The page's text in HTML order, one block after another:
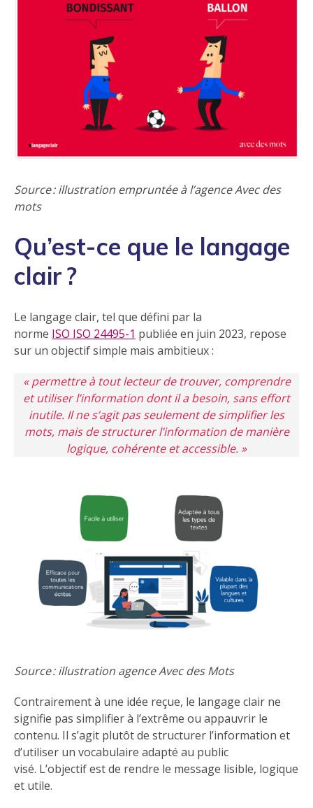
Source : illustration empruntée à l’agence Avec des
mots
Qu’est-ce que le langage
clair ?
Le langage clair, tel que défini par la
norme ISO ISO 24495-1 publiée en juin 2023, repose
sur un objectif simple mais ambitieux :
« permettre à tout lecteur de trouver, comprendre
et utiliser l’information dont il a besoin, sans effort
inutile. Il ne s’agit pas seulement de simplifier les
mots, mais de structurer l’information de manière
logique, cohérente et accessible. »
Source : illustration agence Avec des Mots
Contrairement à une idée reçue, le langage clair ne
signifie pas simplifier à l’extrême ou appauvrir le
contenu. Il s’agit plutôt de structurer l’information et
d’utiliser un vocabulaire adapté au public
visé. L’objectif est de rendre le message lisible, logique
et utile.